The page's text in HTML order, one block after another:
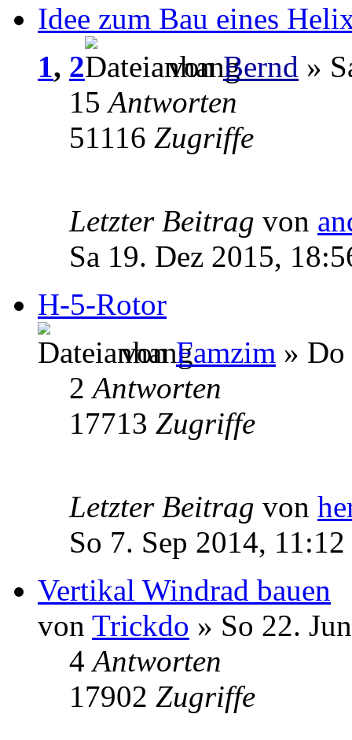
Idee zum Bau eines
1, 2 vonBernd »
15Antworten
51116 Zugriffe
Letzter Beitrag von
Sa 19. Dez 2015,
H-5-Rotor
vonFamzim » Do
2Antworten
17713 Zugriffe
Letzter Beitrag von
So 7. Sep 2014, 11:12
Vertikal Windrad bauen
von Trickdo » So 22.
4Antworten
17902 Zugriffe